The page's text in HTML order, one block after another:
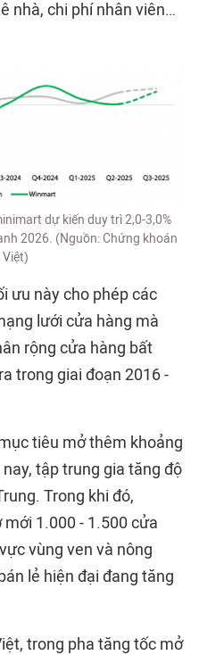
nhà, chi phí nhân viên…
dự kiến duy trì 2,0-3,0%
2026. (Nguồn: Chứng khoán
Việt)
ưu này cho phép các
lưới cửa hàng mà
rộng cửa hàng bất
trong giai đoạn 2016 -
tiêu mở thêm khoảng
tập trung gia tăng độ
Trong khi đó,
1.000 - 1.500 cửa
vùng ven và nông
lẻ hiện đại đang tăng
trong pha tăng tốc mở